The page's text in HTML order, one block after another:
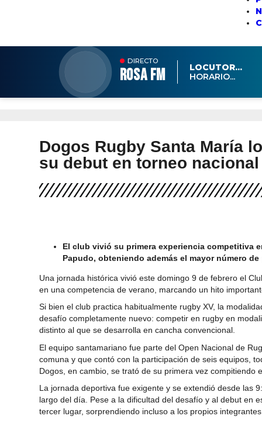
DIRECTO
ROSA FM
LOCUTOR...
HORARIO...
Dogos Rugby Santa María
su debut en torneo
El club vivió su primera experiencia competitiva
Papudo, obteniendo además el mayor número
Una jornada histórica vivió este domingo 9 de febrero el
en una competencia de verano, marcando un hito
Si bien el club practica habitualmente rugby XV, la
desafío completamente nuevo: competir en rugby en
distinto al que se desarrolla en cancha convencional.
El equipo santamariano fue parte del Open Nacional de
comuna y que contó con la participación de seis equipos,
Dogos, en cambio, se trató de su primera vez
La jornada deportiva fue exigente y se extendió desde las
largo del día. Pese a la dificultad del desafío y al debut en
tercer lugar, sorprendiendo incluso a los propios